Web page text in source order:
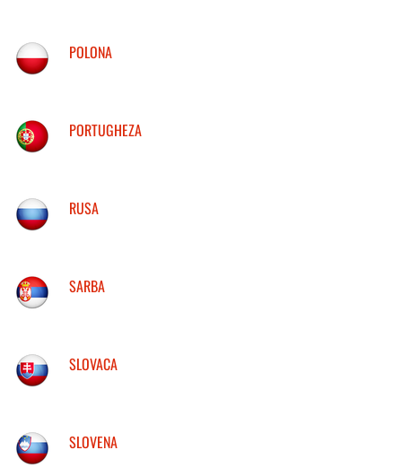
POLONA
PORTUGHEZA
RUSA
SARBA
SLOVACA
SLOVENA